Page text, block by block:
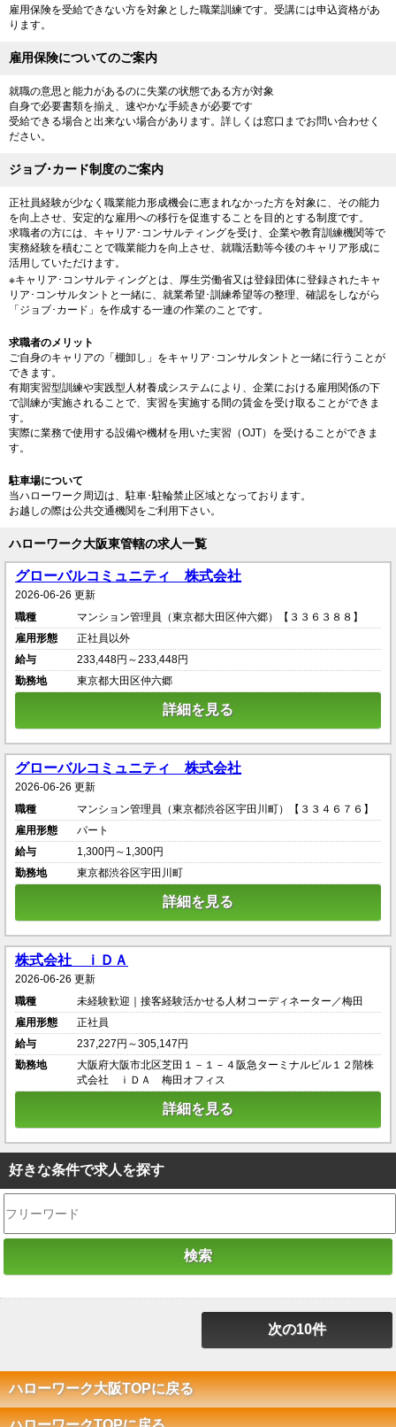
雇用保険を受給できない方を対象とした職業訓練です。受講には申込資格があ
ります。
雇用保険についてのご案内
就職の意思と能力があるのに失業の状態である方が対象
自身で必要書類を揃え、速やかな手続きが必要です
受給できる場合と出来ない場合があります。詳しくは窓口までお問い合わせく
ださい。
ジョブ･カード制度のご案内
正社員経験が少なく職業能力形成機会に恵まれなかった方を対象に、その能力
を向上させ、安定的な雇用への移行を促進することを目的とする制度です。
求職者の方には、キャリア･コンサルティングを受け、企業や教育訓練機関等で
実務経験を積むことで職業能力を向上させ、就職活動等今後のキャリア形成に
活用していただけます。
※キャリア･コンサルティングとは、厚生労働省又は登録団体に登録されたキャ
リア･コンサルタントと一緒に、就業希望･訓練希望等の整理、確認をしながら
「ジョブ･カード」を作成する一連の作業のことです。
求職者のメリット
ご自身のキャリアの「棚卸し」をキャリア･コンサルタントと一緒に行うことが
できます。
有期実習型訓練や実践型人材養成システムにより、企業における雇用関係の下
で訓練が実施されることで、実習を実施する間の賃金を受け取ることができま
す。
実際に業務で使用する設備や機材を用いた実習（OJT）を受けることができま
す。
駐車場について
当ハローワーク周辺は、駐車･駐輪禁止区域となっております。
お越しの際は公共交通機関をご利用下さい。
ハローワーク大阪東管轄の求人一覧
グローバルコミュニティ 株式会社
2026-06-26 更新
職種
マンション管理員（東京都大田区仲六郷）【３３６３８８】
雇用形態
正社員以外
給与
233,448円～233,448円
勤務地
東京都大田区仲六郷
詳細を見る
グローバルコミュニティ 株式会社
2026-06-26 更新
職種
マンション管理員（東京都渋谷区宇田川町）【３３４６７６】
雇用形態
パート
給与
1,300円～1,300円
勤務地
東京都渋谷区宇田川町
詳細を見る
株式会社 ｉＤＡ
2026-06-26 更新
職種
未経験歓迎｜接客経験活かせる人材コーディネーター／梅田
雇用形態
正社員
給与
237,227円～305,147円
勤務地
大阪府大阪市北区芝田１－１－４阪急ターミナルビル１２階株
式会社 ｉＤＡ 梅田オフィス
詳細を見る
好きな条件で求人を探す
次の10件
ハローワーク大阪TOPに戻る